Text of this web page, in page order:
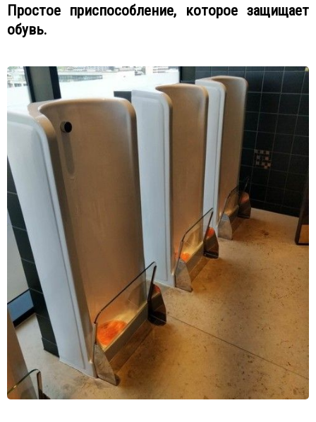
Простое приспособление, которое защищает
обувь.